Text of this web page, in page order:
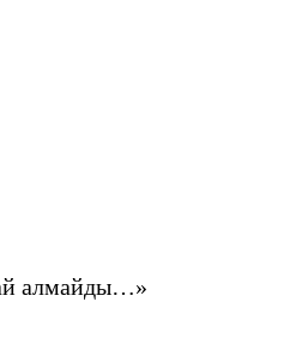
алмайды…»